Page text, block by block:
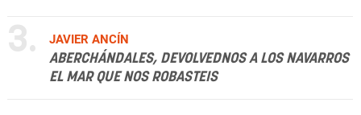
3.
JAVIER ANCÍN
ABERCHÁNDALES, DEVOLVEDNOS A LOS NAVARROS
EL MAR QUE NOS ROBASTEIS